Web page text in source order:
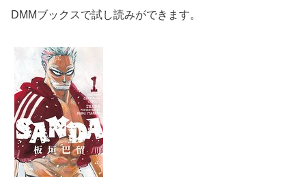
DMMブックスで試し読みができます。